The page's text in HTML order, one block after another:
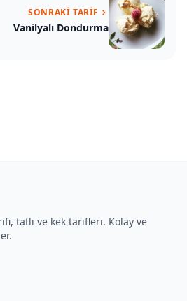
SONRAKI TARIF
Vanilyalı Dondurma
tatlı ve kek tarifleri. Kolay ve